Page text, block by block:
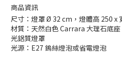
商品資訊
尺寸：燈罩 Ø 32 cm，燈體高 250 x
材質：天然白色 Carrara 大理石底
光鋁質燈罩
光源：E27 鎢絲燈泡或省電燈泡